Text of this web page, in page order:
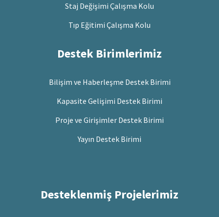
Staj Değişimi Çalışma Kolu
Tıp Eğitimi Çalışma Kolu
Destek Birimlerimiz
Bilişim ve Haberleşme Destek Birimi
Kapasite Gelişimi Destek Birimi
Proje ve Girişimler Destek Birimi
Yayın Destek Birimi
Desteklenmiş Projelerimiz